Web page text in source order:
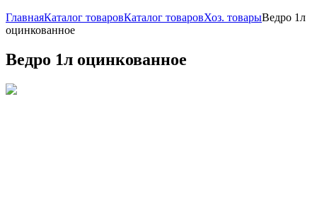
ГлавнаяКаталог товаровКаталог товаровХоз. товарыВедро 1л
оцинкованное
Ведро 1л оцинкованное